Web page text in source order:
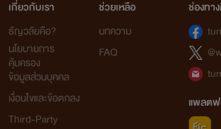
เกี่ยวกับเรา
ธัญวลัยคือ?
นโยบายการ
คุ้มครอง
ข้อมูลส่วนบุคคล
เงื่อนไขและข้อตกลง
Third-Party
ช่วยเหลือ
บทความ
FAQ
ช่องทา
แพลตฟ